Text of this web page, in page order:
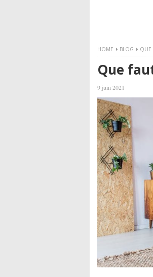
HOME BLOG QUE
Que
9 juin 2021